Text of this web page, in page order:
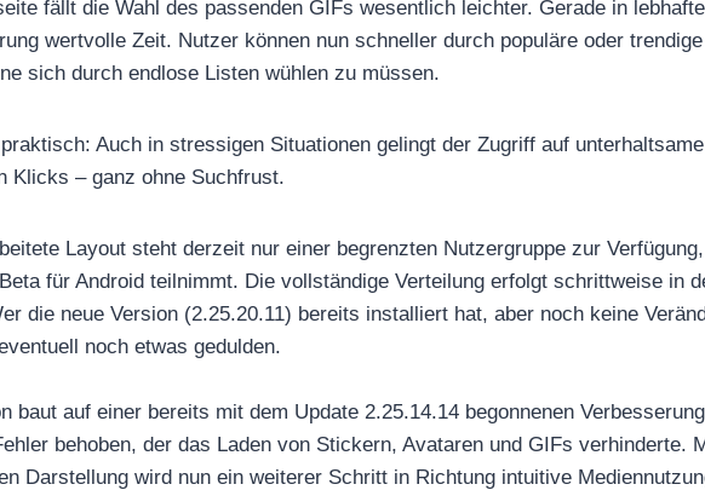
fällt die Wahl des passenden GIFs wesentlich leichter. Gerade in
wertvolle Zeit. Nutzer können nun schneller durch populäre oder
sich durch endlose Listen wühlen zu müssen.
Auch in stressigen Situationen gelingt der Zugriff auf
Klicks – ganz ohne Suchfrust.
Layout steht derzeit nur einer begrenzten Nutzergruppe zur
für Android teilnimmt. Die vollständige Verteilung erfolgt schrittweise in
die neue Version (2.25.20.11) bereits installiert hat, aber noch keine
noch etwas gedulden.
baut auf einer bereits mit dem Update 2.25.14.14 begonnenen
behoben, der das Laden von Stickern, Avataren und GIFs verhinderte.
Darstellung wird nun ein weiterer Schritt in Richtung intuitive